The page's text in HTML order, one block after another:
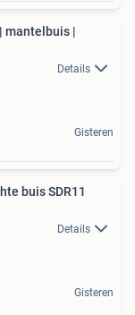
mantelbuis |
Details
Gisteren
buis SDR11
Details
Gisteren